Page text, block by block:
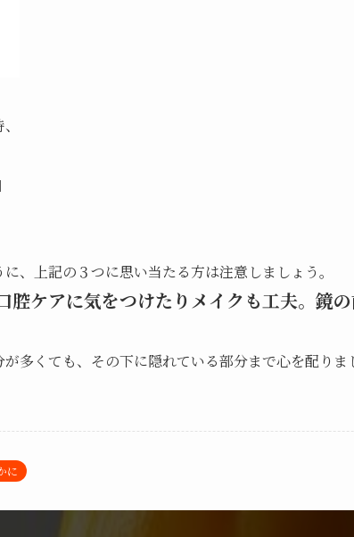
、上記の３つに思い当たる方は注意しましょう。
腔ケアに気をつけたりメイクも工夫。鏡
多くても、その下に隠れている部分まで心を配りま
に